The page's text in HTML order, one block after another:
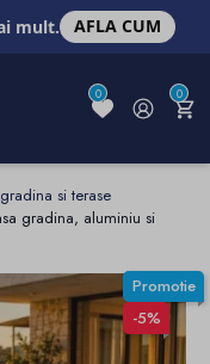
mult. AFLA CUM
0 0
si terase
gradina, aluminiu si
Promotie
-5%